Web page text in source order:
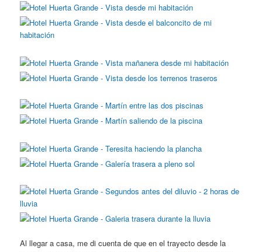
Al llegar a casa, me di cuenta de que en el trayecto desde la